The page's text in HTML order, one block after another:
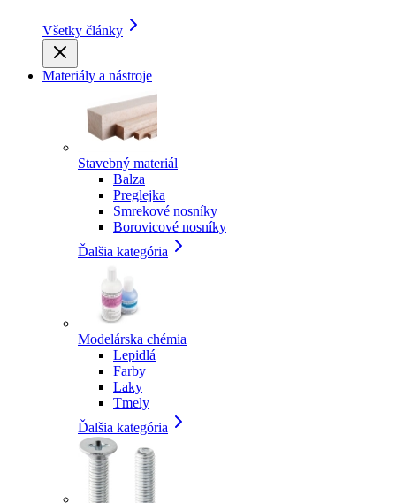
Všetky články
Materiály a nástroje
Stavebný materiál
Balza
Preglejka
Smrekové nosníky
Borovicové nosníky
Ďalšia kategória
Modelárska chémia
Lepidlá
Farby
Laky
Tmely
Ďalšia kategória